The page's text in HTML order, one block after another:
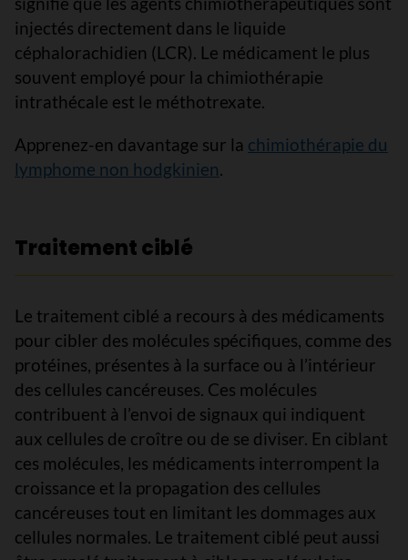
injectés directement dans le liquide
céphalorachidien (LCR). Le médicament le plus
souvent employé pour la chimiothérapie
intrathécale est le méthotrexate.
Apprenez-en davantage sur la chimiothérapie du
lymphome non hodgkinien.
Traitement ciblé
Le traitement ciblé a recours à des médicaments
pour cibler des molécules spécifiques, comme des
protéines, présentes à la surface ou à l’intérieur
des cellules cancéreuses. Ces molécules
contribuent à l’envoi de signaux qui indiquent
aux cellules de croître ou de se diviser. En ciblant
ces molécules, les médicaments interrompent la
croissance et la propagation des cellules
cancéreuses tout en limitant les dommages aux
cellules normales. Le traitement ciblé peut aussi